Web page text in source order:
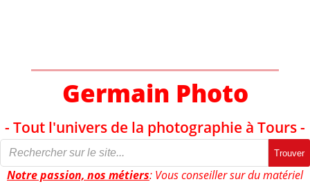
Germain Photo
- Tout l'univers de la photographie à Tours -
Trouver
Notre passion, nos métiers: Vous conseiller sur du matériel